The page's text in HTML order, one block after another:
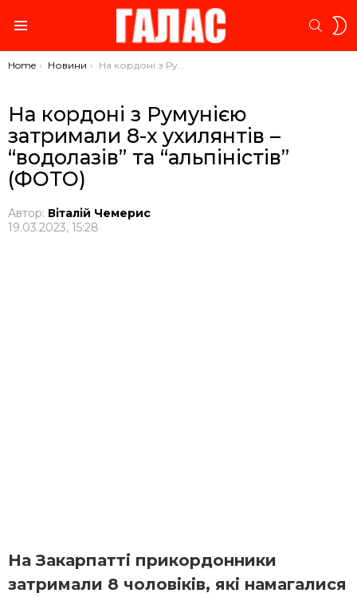
You are here:
Home Новини На кордоні з Румунією затримали 8-х ухилянтів – “водолазів” та “альпіністів” (ФОТО)
На кордоні з Румунією
затримали 8-х ухилянтів –
“водолазів” та “альпіністів”
(ФОТО)
Автор: Віталій Чемерис
19.03.2023, 15:28
На Закарпатті прикордонники
затримали 8 чоловіків, які намагалися